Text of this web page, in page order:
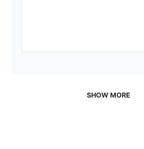
SHOW MORE